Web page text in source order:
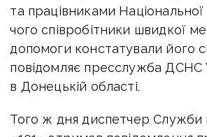
та працівниками Національної
чого співробітники швидкої
допомоги констатували його
повідомляє пресслужба ДСНС
в Донецькій області.
Того ж дня диспетчер Служби